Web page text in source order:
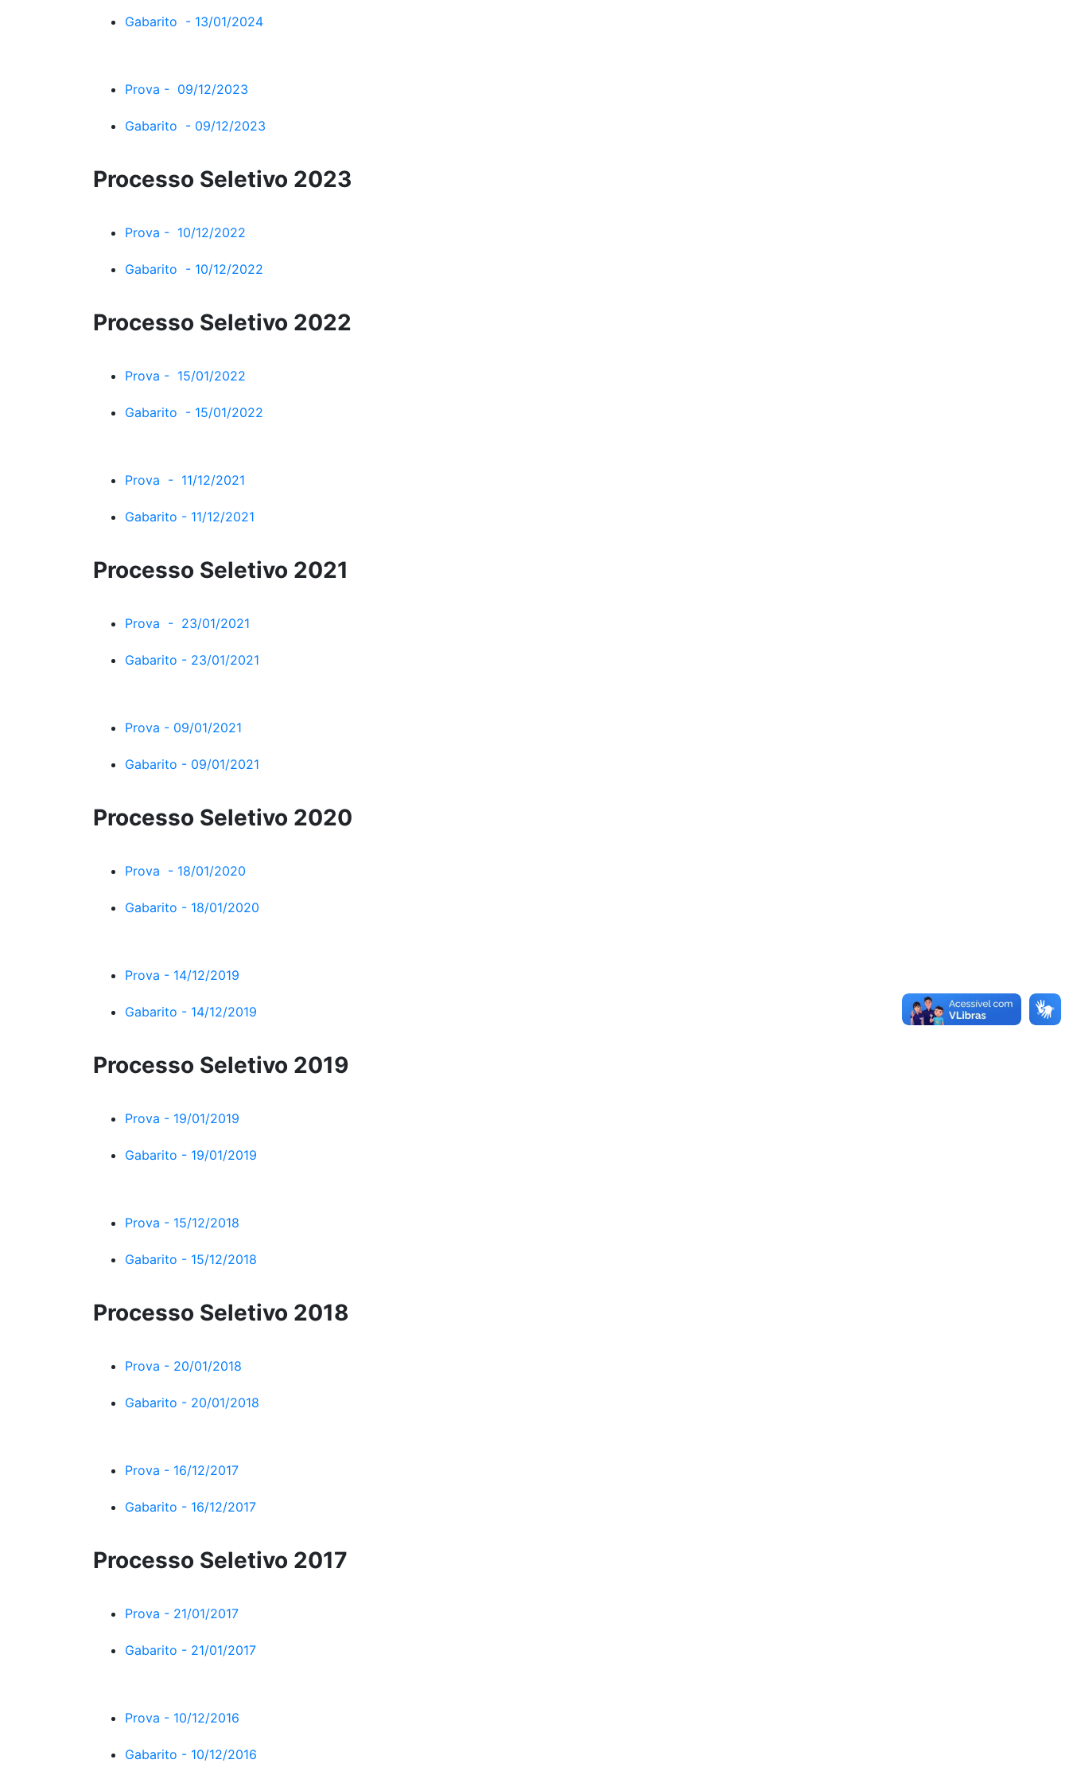
Gabarito - 13/01/2024
Prova - 09/12/2023
Gabarito - 09/12/2023
Processo Seletivo 2023
Prova - 10/12/2022
Gabarito - 10/12/2022
Processo Seletivo 2022
Prova - 15/01/2022
Gabarito - 15/01/2022
Prova - 11/12/2021
Gabarito - 11/12/2021
Processo Seletivo 2021
Prova - 23/01/2021
Gabarito - 23/01/2021
Prova - 09/01/2021
Gabarito - 09/01/2021
Processo Seletivo 2020
Prova - 18/01/2020
Gabarito - 18/01/2020
Prova - 14/12/2019
Gabarito - 14/12/2019
Processo Seletivo 2019
Prova - 19/01/2019
Gabarito - 19/01/2019
Prova - 15/12/2018
Gabarito - 15/12/2018
Processo Seletivo 2018
Prova - 20/01/2018
Gabarito - 20/01/2018
Prova - 16/12/2017
Gabarito - 16/12/2017
Processo Seletivo 2017
Prova - 21/01/2017
Gabarito - 21/01/2017
Prova - 10/12/2016
Gabarito - 10/12/2016